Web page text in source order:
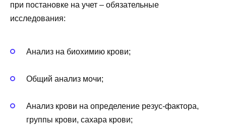
при постановке на учет – обязательные
исследования:
Анализ на биохимию крови;
Общий анализ мочи;
Анализ крови на определение резус-фактора,
группы крови, сахара крови;